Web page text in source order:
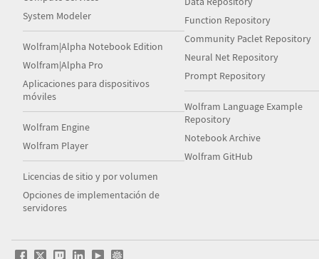
System Modeler
Wolfram|Alpha Notebook Edition
Wolfram|Alpha Pro
Aplicaciones para dispositivos
móviles
Wolfram Engine
Wolfram Player
Licencias de sitio y por volumen
Opciones de implementación de
servidores
Function Repository
Community Paclet Repository
Neural Net Repository
Prompt Repository
Wolfram Language Example
Repository
Notebook Archive
Wolfram GitHub